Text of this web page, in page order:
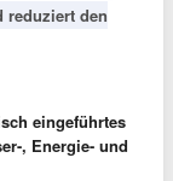
reduziert den
eingeführtes
, Energie- und